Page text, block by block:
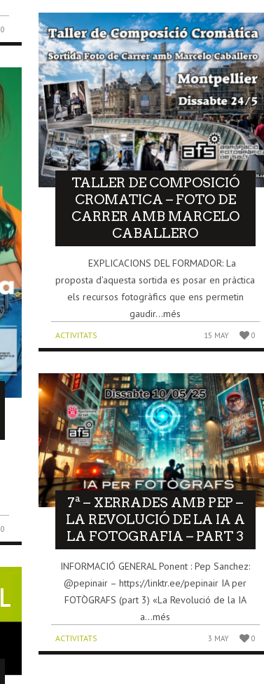
0
0
TALLER DE COMPOSICIÓ
CROMATICA – FOTO DE
CARRER AMB MARCELO
CABALLERO
EXPLICACIONS DEL FORMADOR: La
proposta d’aquesta sortida es posar en pràctica
els recursos fotogràfics que ens permetin
gaudir...més
ACTIVITATS 15 MAY 0
7ª – XERRADES AMB PEP –
LA REVOLUCIÓ DE LA IA A
LA FOTOGRAFIA – PART 3
INFORMACIÓ GENERAL Ponent : Pep Sanchez:
@pepinair – https://linktr.ee/pepinair IA per
FOTÒGRAFS (part 3) «La Revolució de la IA
a...més
ACTIVITATS 3 MAY 0